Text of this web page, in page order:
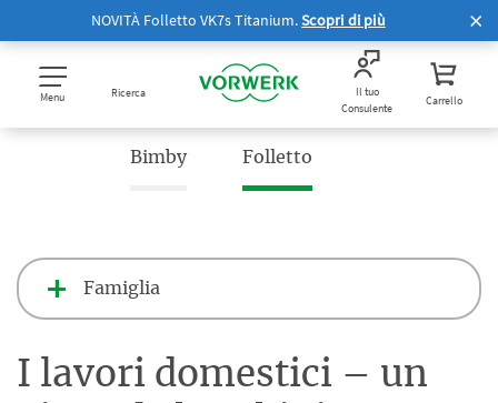
NOVITÀ Folletto VK7s Titanium.Scopri di più
Menu Ricerca
Il tuo
Consulente
Carrello
Bimby Folletto
Famiglia
I lavori domestici – un